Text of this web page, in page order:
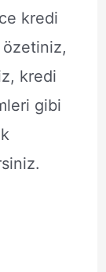
kredi
kredi
gibi